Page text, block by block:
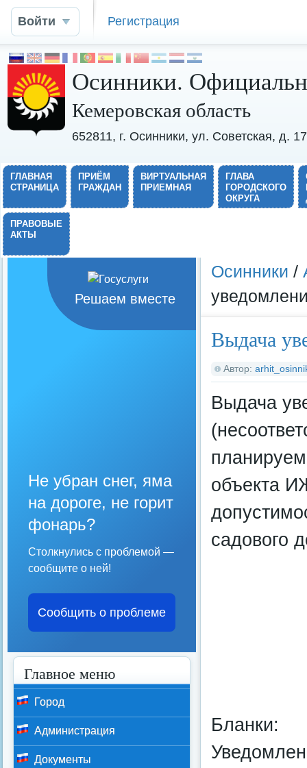
Войти Регистрация
Осинники.
Кемеровская область
652811, г. Осинники, ул. Советская, д.
ГЛАВНАЯ
СТРАНИЦА
ПРИЁМ
ГРАЖДАН
ВИРТУАЛЬНАЯ
ПРИЕМНАЯ
ГЛАВА
ГОРОДСКОГО
ОКРУГА
ПРАВОВЫЕ
АКТЫ
Осинники /
Выдача
Автор:
Выдача
объекта
садового
Бланки:
Решаем вместе
Не убран снег, яма
на дороге, не горит
фонарь?
Столкнулись с проблемой —
сообщите о ней!
Сообщить о проблеме
Главное меню
Город
Администрация
Документы